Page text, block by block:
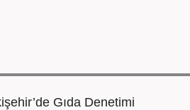
Gıda Denetimi